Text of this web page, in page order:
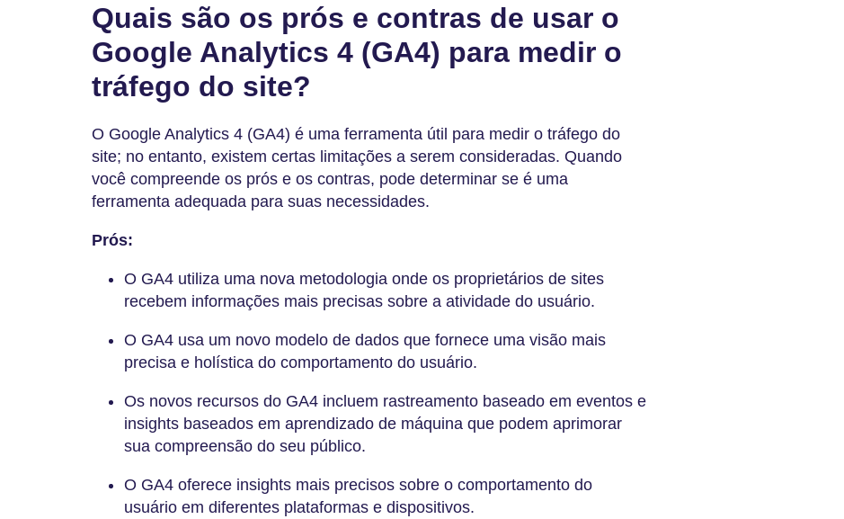
Quais são os prós e contras de usar o
Google Analytics 4 (GA4) para medir o
tráfego do site?
O Google Analytics 4 (GA4) é uma ferramenta útil para medir o tráfego do
site; no entanto, existem certas limitações a serem consideradas. Quando
você compreende os prós e os contras, pode determinar se é uma
ferramenta adequada para suas necessidades.
Prós:
O GA4 utiliza uma nova metodologia onde os proprietários de sites
recebem informações mais precisas sobre a atividade do usuário.
O GA4 usa um novo modelo de dados que fornece uma visão mais
precisa e holística do comportamento do usuário.
Os novos recursos do GA4 incluem rastreamento baseado em eventos e
insights baseados em aprendizado de máquina que podem aprimorar
sua compreensão do seu público.
O GA4 oferece insights mais precisos sobre o comportamento do
usuário em diferentes plataformas e dispositivos.